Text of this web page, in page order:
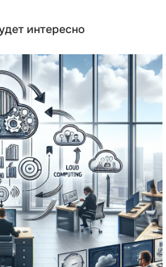
интересно